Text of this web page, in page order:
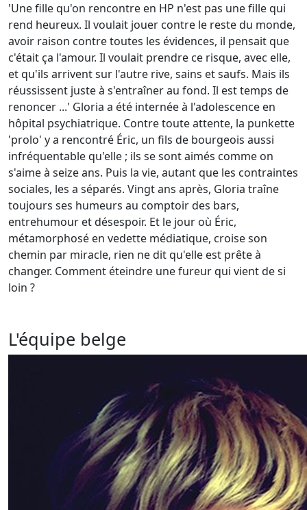
'Une fille qu'on rencontre en HP n'est pas une fille qui
rend heureux. Il voulait jouer contre le reste du monde,
avoir raison contre toutes les évidences, il pensait que
c'était ça l'amour. Il voulait prendre ce risque, avec elle,
et qu'ils arrivent sur l'autre rive, sains et saufs. Mais ils
réussissent juste à s'entraîner au fond. Il est temps de
renoncer ...' Gloria a été internée à l'adolescence en
hôpital psychiatrique. Contre toute attente, la punkette
'prolo' y a rencontré Éric, un fils de bourgeois aussi
infréquentable qu'elle ; ils se sont aimés comme on
s'aime à seize ans. Puis la vie, autant que les contraintes
sociales, les a séparés. Vingt ans après, Gloria traîne
toujours ses humeurs au comptoir des bars,
entrehumour et désespoir. Et le jour où Éric,
métamorphosé en vedette médiatique, croise son
chemin par miracle, rien ne dit qu'elle est prête à
changer. Comment éteindre une fureur qui vient de si
loin ?
L'équipe belge